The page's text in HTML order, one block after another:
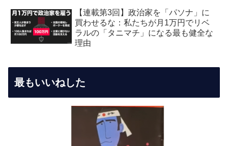
ィア編：虚飾の愛国者
【連載第3回】政治家を「パソナ」に
買わせるな：私たちが月1万円でリベ
ラルの「タニマチ」になる最も健全な
理由
最もいいねした